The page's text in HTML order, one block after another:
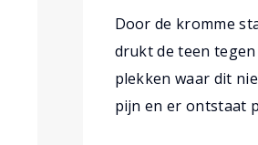
Door de kromme
drukt de teen
plekken waar dit
pijn en er ontstaat